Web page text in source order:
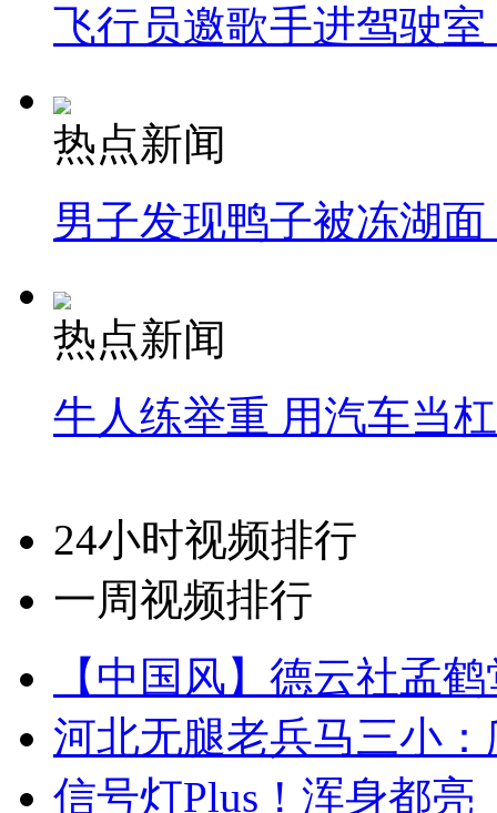
飞行员邀歌手进驾驶
热点新闻
男子发现鸭子被冻湖
热点新闻
牛人练举重 用汽车当
24小时视频排行
一周视频排行
【中国风】德云社孟
河北无腿老兵马三小
信号灯Plus！浑身都亮